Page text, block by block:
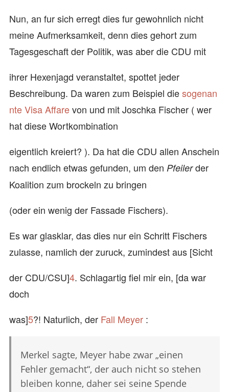
Nun, an fur sich erregt dies fur gewohnlich nicht
meine Aufmerksamkeit, denn dies gehort zum
Tagesgeschaft der Politik, was aber die CDU mit
ihrer Hexenjagd veranstaltet, spottet jeder
Beschreibung. Da waren zum Beispiel diesogenan
nte Visa Affarevon und mit Joschka Fischer ( wer
hat diese Wortkombination
eigentlich kreiert? ). Da hat die CDU allen Anschein
nach endlich etwas gefunden, um den Pfeilerder
Koalition zum brockeln zu bringen
(oder ein wenig der Fassade Fischers).
Es war glasklar, das dies nur ein Schritt Fischers
zulasse, namlich der zuruck, zumindest aus [Sicht
der CDU/CSU]4. Schlagartig fiel mir ein, [da war
doch
was]5?! Naturlich, der Fall Meyer :
Merkel sagte, Meyer habe zwar „einen
Fehler gemacht“, der auch nicht so stehen
bleiben konne, daher sei seine Spende